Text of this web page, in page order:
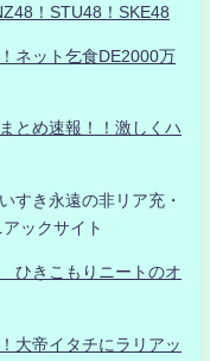
！STU48！SKE48
ネット乞食DE2000万
とめ速報！！激しくハ
すき永遠の非リア充・
ックサイト
ひきこもりニートのオ
大帝イタチにラリアッ